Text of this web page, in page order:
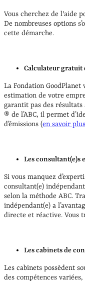
Vous cherchez de l'aide
De nombreuses options
cette démarche.
Calculateur gratuit
La Fondation
estimation de votre
garantit pas des résultats
® de l’ABC, il permet
d’émissions (en savoir plus
Les consultant(e)s
Si vous manquez
consultant(e)
selon la méthode ABC.
indépendant(e) a
directe et réactive. Vous
Les cabinets de
Les cabinets possèdent
des compétences